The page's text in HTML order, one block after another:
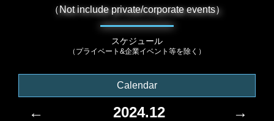
（Not include private/corporate events）
スケジュール
（プライベート&企業イベント等を除く）
Calendar
← 2024.12
→